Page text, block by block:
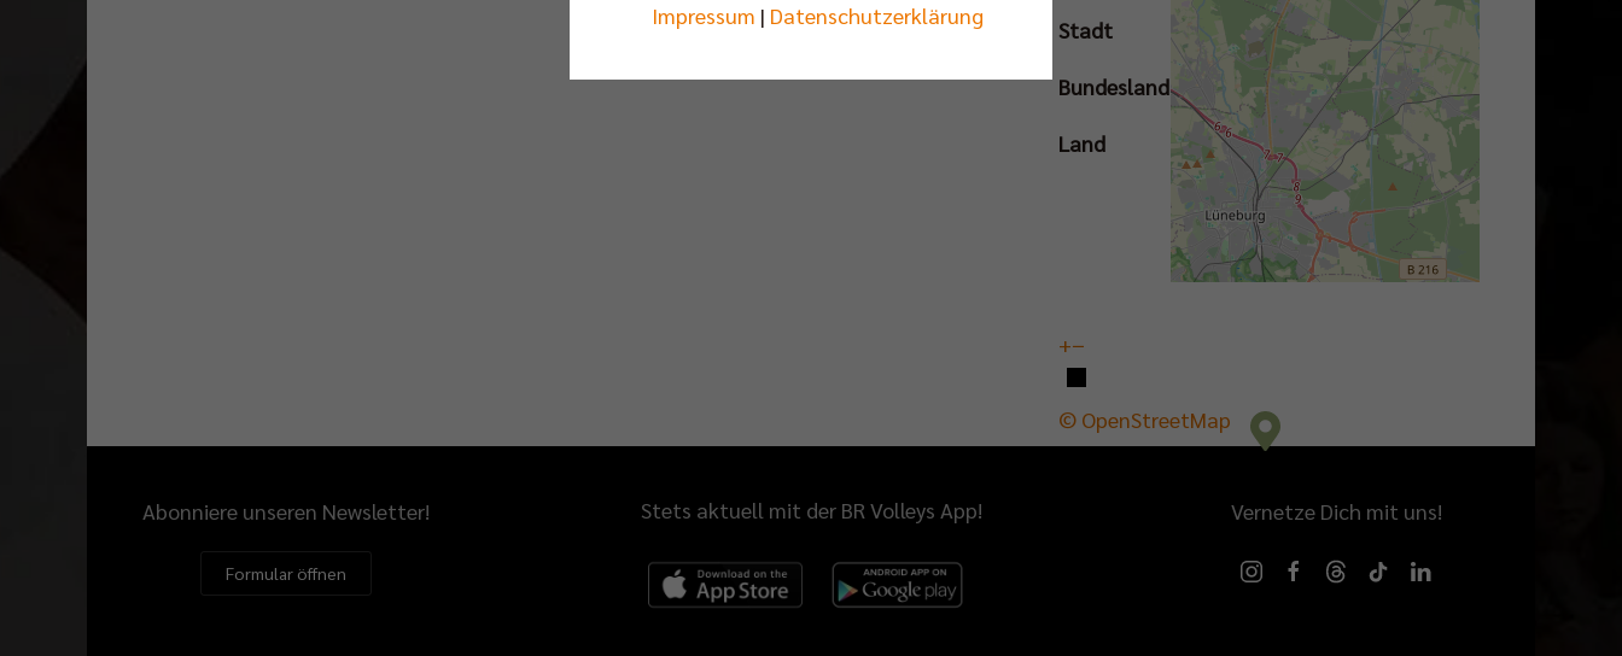
+−
© OpenStreetMap
Stadt
Bundesland
Land
Abonniere unseren Newsletter!
Formular öffnen
Stets aktuell mit der BR Volleys App! Vernetze Dich mit uns!
Impressum | Datenschutzerklärung